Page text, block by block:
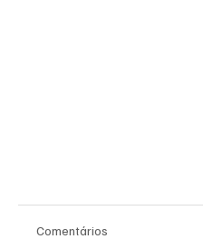
Comentários